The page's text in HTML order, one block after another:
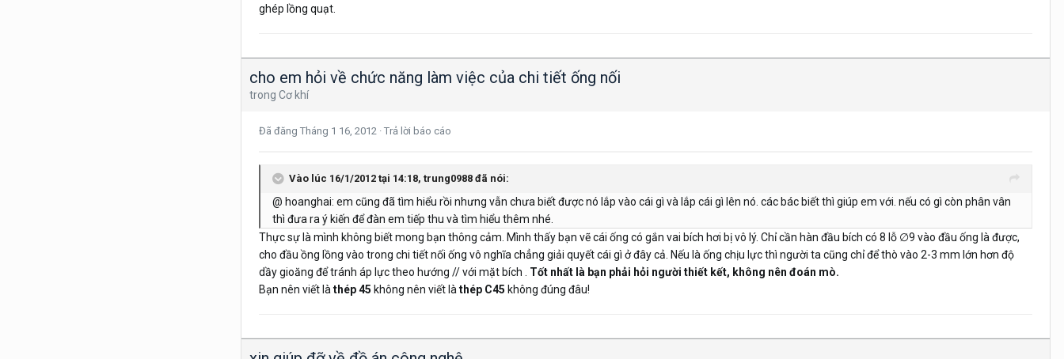
ghép lồng quạt.
cho em hỏi về chức năng làm việc của chi tiết ống nối
trong Cơ khí
Đã đăng Tháng 1 16, 2012 · Trả lời báo cáo
Vào lúc 16/1/2012 tại 14:18, trung0988 đã nói:
@ hoanghai: em cũng đã tìm hiểu rồi nhưng vẫn chưa biết được nó lắp vào cái gì và lắp cái gì lên nó. các bác biết thì giúp em với. nếu có gì còn phân vân
thì đưa ra ý kiến để đàn em tiếp thu và tìm hiểu thêm nhé.
Thực sự là mình không biết mong bạn thông cảm. Mình thấy bạn vẽ cái ống có gắn vai bích hơi bị vô lý. Chỉ cần hàn đầu bích có 8 lỗ ∅9 vào đầu ống là được,
cho đầu ồng lồng vào trong chi tiết nối ống vô nghĩa chẳng giải quyết cái gì ở đây cả. Nếu là ống chịu lực thì người ta cũng chỉ để thò vào 2-3 mm lớn hơn độ
dầy gioăng để tránh áp lực theo hướng // với mặt bích . Tốt nhất là bạn phải hỏi người thiết kết, không nên đoán mò.
Bạn nên viết là thép 45 không nên viết là thép C45 không đúng đâu!